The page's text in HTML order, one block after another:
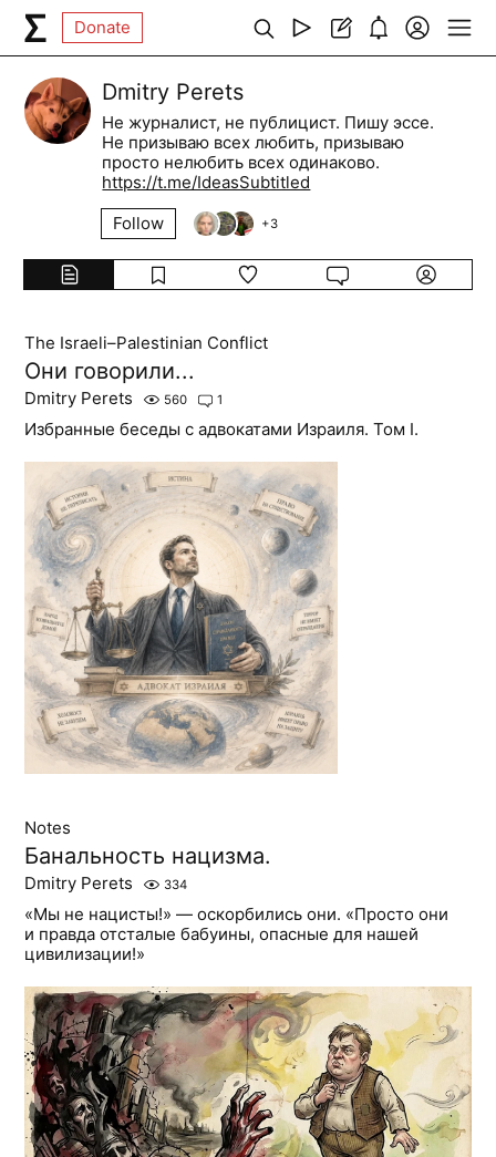
Donate
Dmitry Perets
Не журналист, не публицист. Пишу эссе.
Не призываю всех любить, призываю
просто нелюбить всех одинаково.
https://t.me/IdeasSubtitled
Follow
+3
The Israeli–Palestinian Conflict
Они говорили...
Dmitry Perets 560 1
Избранные беседы с адвокатами Израиля. Том I.
Notes
Банальность нацизма.
Dmitry Perets 334
«Мы не нацисты!» — оскорбились они. «Просто они
и правда отсталые бабуины, опасные для нашей
цивилизации!»